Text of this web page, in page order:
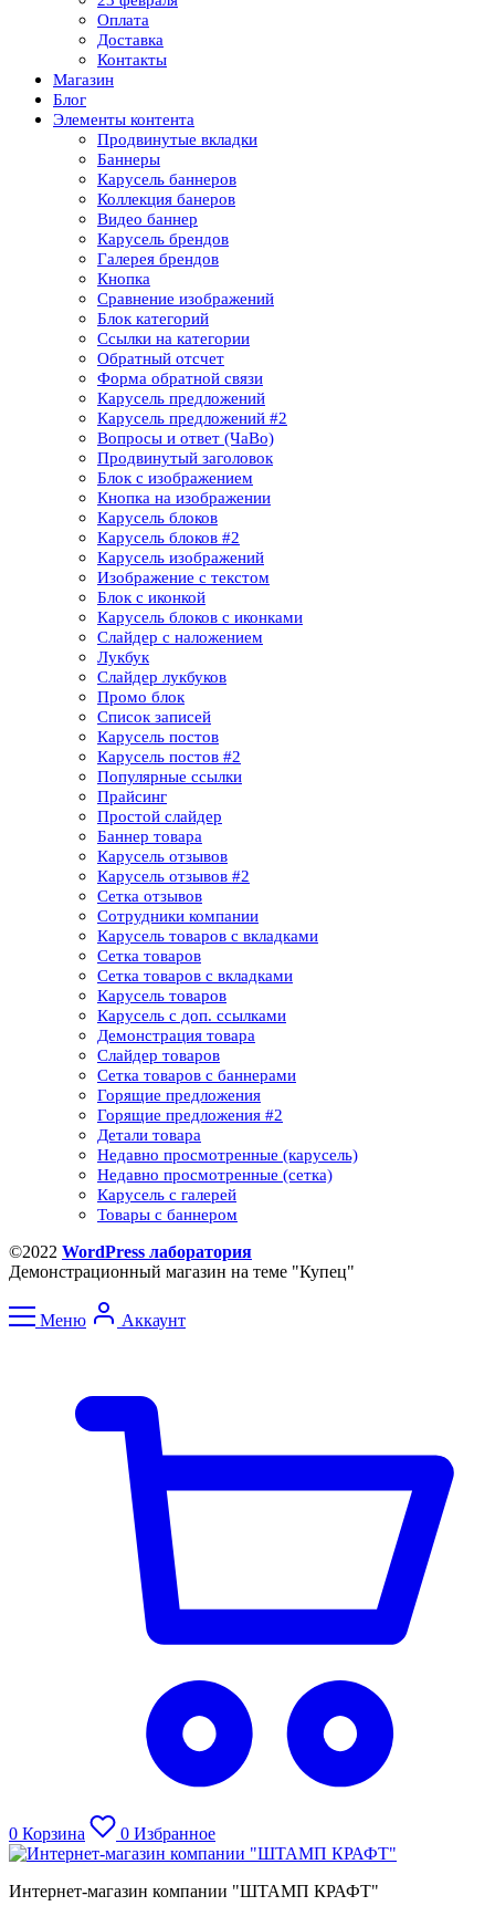
Оплата
Доставка
Контакты
Магазин
Блог
Элементы контента
Продвинутые вкладки
Баннеры
Карусель баннеров
Коллекция банеров
Видео баннер
Карусель брендов
Галерея брендов
Кнопка
Сравнение изображений
Блок категорий
Ссылки на категории
Обратный отсчет
Форма обратной связи
Карусель предложений
Карусель предложений​ #2
Вопросы и ответ (ЧаВо)
Продвинутый заголовок
Блок с изображением
Кнопка на изображении
Карусель блоков
Карусель блоков​ #2
Карусель изображений
Изображение с текстом
Блок с иконкой
Карусель блоков с иконками
Слайдер с наложением
Лукбук
Слайдер лукбуков
Промо блок
Список записей
Карусель постов
Карусель постов #2
Популярные ссылки
Прайсинг
Простой слайдер
Баннер товара
Карусель отзывов
Карусель отзывов​ #2
Сетка отзывов
Сотрудники компании​
Карусель товаров с вкладками
Сетка товаров
Сетка товаров с вкладками​
Карусель товаров
Карусель с доп. ссылками
Демонстрация товара
Слайдер товаров
Сетка товаров с баннерами​
Горящие предложения
Горящие предложения​ #2
Детали товара
Недавно просмотренные (карусель)
Недавно просмотренные (сетка)​
Карусель с галерей
Товары с баннером
©2022 WordPress лаборатория
Демонстрационный магазин на теме "Купец"
Меню Аккаунт
0 Корзина 0 Избранное
Интернет-магазин компании "ШТАМП КРАФТ"